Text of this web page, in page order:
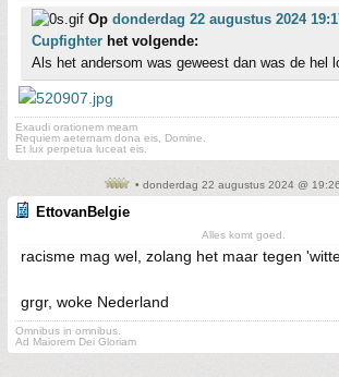
Op donderdag 22 augustus 2024
Cupfighter het volgende:
Als het andersom was geweest dan was de hel
Exaudi orationem meam
Requiem aeternam dona eis, Domine.
Et lux perpetua luceat eis.
• donderdag 22 augustus 2024 @
EttovanBelgie
Alles komt goed.
racisme mag wel, zolang het maar tegen
grgr, woke Nederland
Omnibus in omnibus.
Ad Maiorem Dei Gloriam